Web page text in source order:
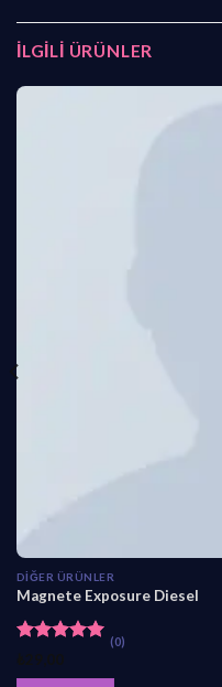
İLGILI ÜRÜNLER
DIĞER ÜRÜNLER
Magnete Exposure Diesel
(0)